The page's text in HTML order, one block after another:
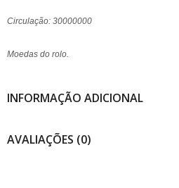
Circulação: 30000000
Moedas do rolo.
INFORMAÇÃO ADICIONAL
AVALIAÇÕES (0)